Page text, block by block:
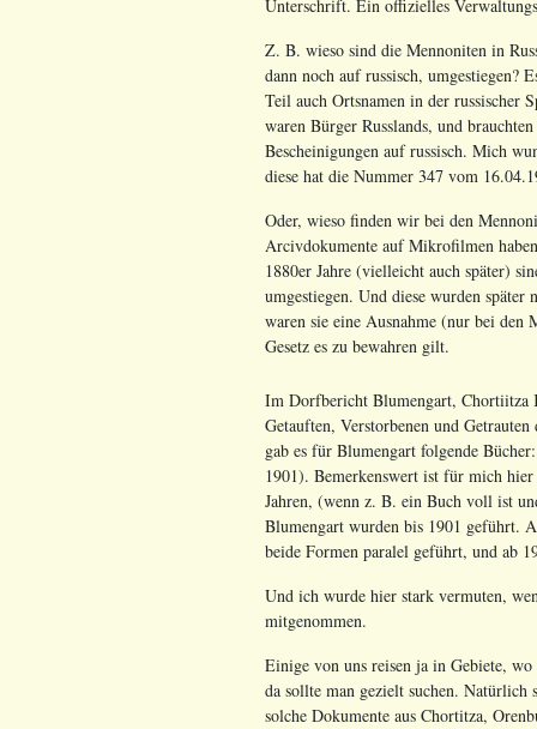
Unterschrift. Ein offizielles
Z. B. wieso sind die Mennoniten in
dann noch auf russisch, umgestiegen?
Teil auch Ortsnamen in der russischer
waren Bürger Russlands, und
Bescheinigungen auf russisch. Mich
diese hat die Nummer 347 vom
Oder, wieso finden wir bei den
Arcivdokumente auf Mikrofilmen
1880er Jahre (vielleicht auch später)
umgestiegen. Und diese wurden
waren sie eine Ausnahme (nur bei
Gesetz es zu bewahren gilt.
Im Dorfbericht Blumengart, Chortiitza
Getauften, Verstorbenen und
gab es für Blumengart folgende
1901). Bemerkenswert ist für mich
Jahren, (wenn z. B. ein Buch voll ist
Blumengart wurden bis 1901 geführt.
beide Formen paralel geführt, und ab
Und ich wurde hier stark vermuten,
mitgenommen.
Einige von uns reisen ja in Gebiete,
da sollte man gezielt suchen.
solche Dokumente aus Chortitza,